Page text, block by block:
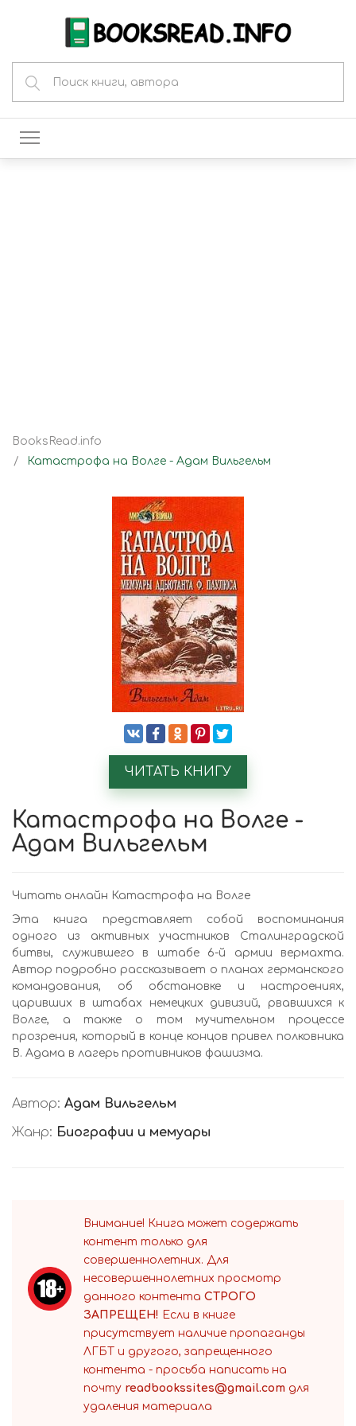
BooksRead.info
Катастрофа на Волге - Адам Вильгельм
ЧИТАТЬ КНИГУ
Катастрофа на Волге -
Адам Вильгельм
Читать онлайн Катастрофа на Волге
Эта книга представляет собой воспоминания
одного из активных участников Сталинградской
битвы, служившего в штабе 6-й армии вермахта.
Автор подробно рассказывает о планах германского
командования, об обстановке и настроениях,
царивших в штабах немецких дивизий, рвавшихся к
Волге, а также о том мучительном процессе
прозрения, который в конце концов привел полковника
В. Адама в лагерь противников фашизма.
Автор: Адам Вильгельм
Жанр: Биографии и мемуары
Внимание! Книга может содержать
контент только для
совершеннолетних. Для
несовершеннолетних просмотр
данного контента СТРОГО
ЗАПРЕЩЕН! Если в книге
присутствует наличие пропаганды
ЛГБТ и другого, запрещенного
контента - просьба написать на
почту readbookssites@gmail.com для
удаления материала